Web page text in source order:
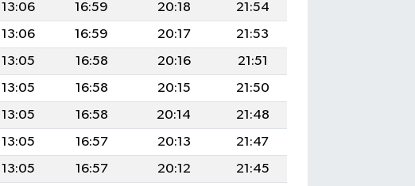
13:06 16:59 20:18
21:54
13:06 16:59 20:17
21:53
13:05 16:58 20:16
21:51
13:05 16:58 20:15
21:50
13:05 16:58 20:14
21:48
13:05 16:57 20:13
21:47
13:05 16:57 20:12
21:45